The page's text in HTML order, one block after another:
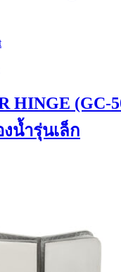
HINGE (GC-
น้ำรุ่นเล็ก